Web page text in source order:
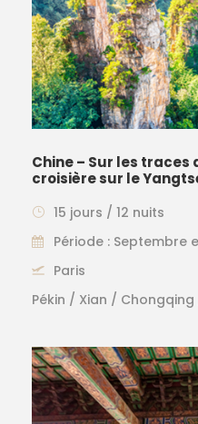
Chine – Sur les traces
croisière sur le
15 jours / 12 nuits
Période : Septembre
Paris
Pékin / Xian /